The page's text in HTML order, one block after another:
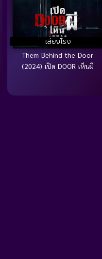
เสียงโรง
Them Behind the Door
(2024) เปิด DOOR เห็นผี